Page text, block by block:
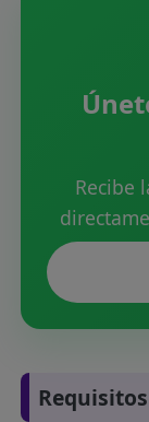
Recibe